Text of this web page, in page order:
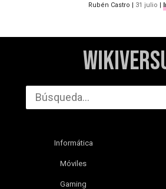
Rubén Castro | 31 julio |
Informática
Móviles
Gaming